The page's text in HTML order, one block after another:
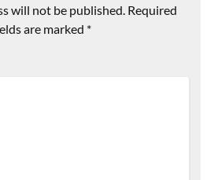
will not be published. Required
are marked *